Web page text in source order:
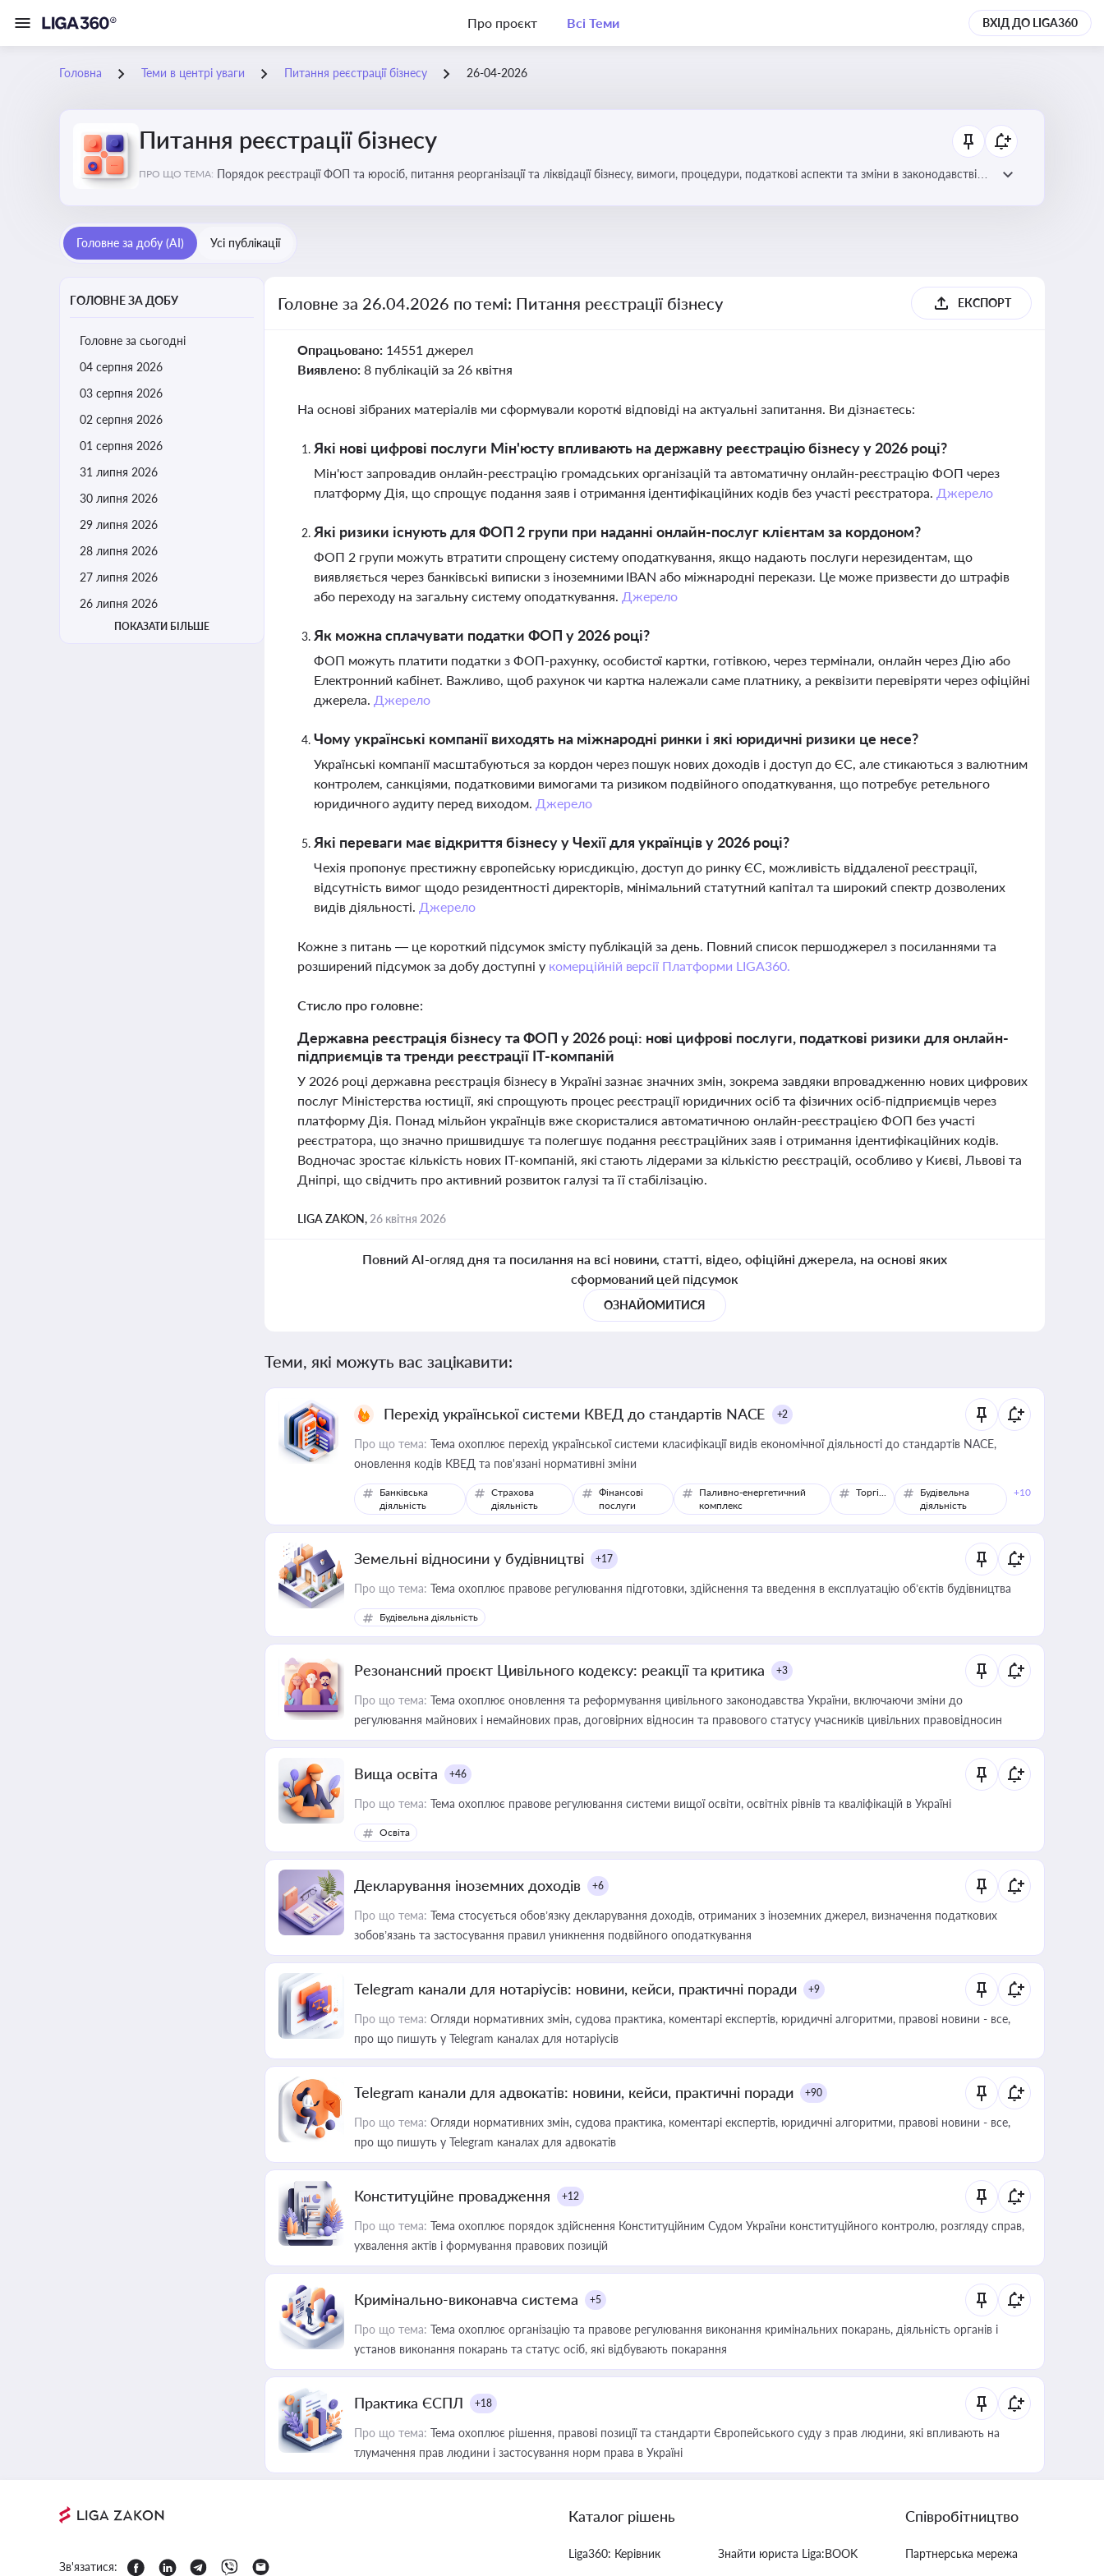
Про проєкт Всі Теми ВХІД ДО LIGA360
Головна Теми в центрі уваги Питання реєстрації бізнесу 26-04-2026
Питання реєстрації бізнесу
ПРО ЩО ТЕМА: Порядок реєстрації ФОП та юросіб, питання реорганізації та ліквідації бізнесу, вимоги, процедури, податкові аспекти та зміни в законодавстві
Головне за добу (AI) Усі публікації
ГОЛОВНЕ ЗА ДОБУ
Головне за сьогодні
04 серпня 2026
03 серпня 2026
02 серпня 2026
01 серпня 2026
31 липня 2026
30 липня 2026
29 липня 2026
28 липня 2026
27 липня 2026
26 липня 2026
ПОКАЗАТИ БІЛЬШЕ
Головне за 26.04.2026 по темі: Питання реєстрації бізнесу ЕКСПОРТ
Опрацьовано: 14551 джерел
Виявлено: 8 публікацій за 26 квітня
На основі зібраних матеріалів ми сформували короткі відповіді на актуальні запитання. Ви дізнаєтесь:
Які нові цифрові послуги Мін'юсту впливають на державну реєстрацію бізнесу у 2026 році?
Мін'юст запровадив онлайн-реєстрацію громадських організацій та автоматичну онлайн-реєстрацію ФОП через
платформу Дія, що спрощує подання заяв і отримання ідентифікаційних кодів без участі реєстратора. Джерело
Які ризики існують для ФОП 2 групи при наданні онлайн-послуг клієнтам за кордоном?
ФОП 2 групи можуть втратити спрощену систему оподаткування, якщо надають послуги нерезидентам, що
виявляється через банківські виписки з іноземними IBAN або міжнародні перекази. Це може призвести до штрафів
або переходу на загальну систему оподаткування. Джерело
Як можна сплачувати податки ФОП у 2026 році?
ФОП можуть платити податки з ФОП-рахунку, особистої картки, готівкою, через термінали, онлайн через Дію або
Електронний кабінет. Важливо, щоб рахунок чи картка належали саме платнику, а реквізити перевіряти через офіційні
джерела. Джерело
Чому українські компанії виходять на міжнародні ринки і які юридичні ризики це несе?
Українські компанії масштабуються за кордон через пошук нових доходів і доступ до ЄС, але стикаються з валютним
контролем, санкціями, податковими вимогами та ризиком подвійного оподаткування, що потребує ретельного
юридичного аудиту перед виходом. Джерело
Які переваги має відкриття бізнесу у Чехії для українців у 2026 році?
Чехія пропонує престижну європейську юрисдикцію, доступ до ринку ЄС, можливість віддаленої реєстрації,
відсутність вимог щодо резидентності директорів, мінімальний статутний капітал та широкий спектр дозволених
видів діяльності. Джерело
Кожне з питань — це короткий підсумок змісту публікацій за день. Повний список першоджерел з посиланнями та
розширений підсумок за добу доступні у комерційній версії Платформи LIGA360.
Стисло про головне:
Державна реєстрація бізнесу та ФОП у 2026 році: нові цифрові послуги, податкові ризики для онлайн-
підприємців та тренди реєстрації ІТ-компаній
У 2026 році державна реєстрація бізнесу в Україні зазнає значних змін, зокрема завдяки впровадженню нових цифрових
послуг Міністерства юстиції, які спрощують процес реєстрації юридичних осіб та фізичних осіб-підприємців через
платформу Дія. Понад мільйон українців вже скористалися автоматичною онлайн-реєстрацією ФОП без участі
реєстратора, що значно пришвидшує та полегшує подання реєстраційних заяв і отримання ідентифікаційних кодів.
Водночас зростає кількість нових ІТ-компаній, які стають лідерами за кількістю реєстрацій, особливо у Києві, Львові та
Дніпрі, що свідчить про активний розвиток галузі та її стабілізацію.
LIGA ZAKON, 26 квітня 2026
Повний AI-огляд дня та посилання на всі новини, статті, відео, офіційні джерела, на основі яких
сформований цей підсумок
ОЗНАЙОМИТИСЯ
Теми, які можуть вас зацікавити:
Перехід української системи КВЕД до стандартів NACE +2
Про що тема: Тема охоплює перехід української системи класифікації видів економічної діяльності до стандартів NACE,
оновлення кодів КВЕД та пов'язані нормативні зміни
Банківська
діяльність
Страхова
діяльність
Фінансові
послуги
Паливно-енергетичний
комплекс
Торгівля
Будівельна
діяльність
+10
Земельні відносини у будівництві +17
Про що тема: Тема охоплює правове регулювання підготовки, здійснення та введення в експлуатацію об’єктів будівництва
Будівельна діяльність
Резонансний проєкт Цивільного кодексу: реакції та критика +3
Про що тема: Тема охоплює оновлення та реформування цивільного законодавства України, включаючи зміни до
регулювання майнових і немайнових прав, договірних відносин та правового статусу учасників цивільних правовідносин
Вища освіта +46
Про що тема: Тема охоплює правове регулювання системи вищої освіти, освітніх рівнів та кваліфікацій в Україні
Освіта
Декларування іноземних доходів +6
Про що тема: Тема стосується обов’язку декларування доходів, отриманих з іноземних джерел, визначення податкових
зобов’язань та застосування правил уникнення подвійного оподаткування
Telegram канали для нотаріусів: новини, кейси, практичні поради +9
Про що тема: Огляди нормативних змін, судова практика, коментарі експертів, юридичні алгоритми, правові новини - все,
про що пишуть у Telegram каналах для нотаріусів
Telegram канали для адвокатів: новини, кейси, практичні поради +90
Про що тема: Огляди нормативних змін, судова практика, коментарі експертів, юридичні алгоритми, правові новини - все,
про що пишуть у Telegram каналах для адвокатів
Конституційне провадження +12
Про що тема: Тема охоплює порядок здійснення Конституційним Судом України конституційного контролю, розгляду справ,
ухвалення актів і формування правових позицій
Кримінально-виконавча система +5
Про що тема: Тема охоплює організацію та правове регулювання виконання кримінальних покарань, діяльність органів і
установ виконання покарань та статус осіб, які відбувають покарання
Практика ЄСПЛ +18
Про що тема: Тема охоплює рішення, правові позиції та стандарти Європейського суду з прав людини, які впливають на
тлумачення прав людини і застосування норм права в Україні
Зв'язатися:
Каталог рішень
Liga360: Керівник
Знайти юриста Liga:BOOK
Співробітництво
Партнерська мережа